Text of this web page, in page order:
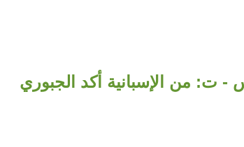
- ت: من الإسبانية أكد الجبوري